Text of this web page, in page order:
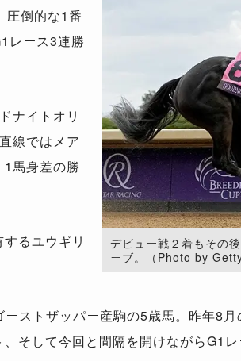
デビュー戦２着もその
ーブ。（Photo by
圧倒的な1番
レース3連勝
ナイトオリ
線ではメア
馬身差の勝
るユウギリ
ストザッパー産駒の5歳馬。昨年8
そして今回と間隔を開けながらG1